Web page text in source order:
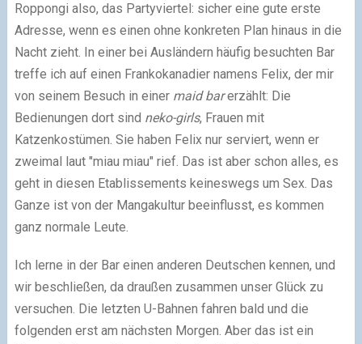
Roppongi also, das Partyviertel: sicher eine gute erste
Adresse, wenn es einen ohne konkreten Plan hinaus in die
Nacht zieht. In einer bei Ausländern häufig besuchten Bar
treffe ich auf einen Frankokanadier namens Felix, der mir
von seinem Besuch in einer maid barerzählt: Die
Bedienungen dort sind neko-girls, Frauen mit
Katzenkostümen. Sie haben Felix nur serviert, wenn er
zweimal laut "miau miau" rief. Das ist aber schon alles, es
geht in diesen Etablissements keineswegs um Sex. Das
Ganze ist von der Mangakultur beeinflusst, es kommen
ganz normale Leute.
Ich lerne in der Bar einen anderen Deutschen kennen, und
wir beschließen, da draußen zusammen unser Glück zu
versuchen. Die letzten U-Bahnen fahren bald und die
folgenden erst am nächsten Morgen. Aber das ist ein